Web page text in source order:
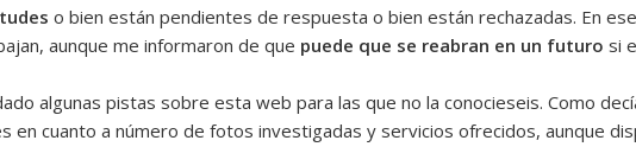
o bien están pendientes de respuesta o bien están rechazadas. En
aunque me informaron de que puede que se reabran en un futuro si
algunas pistas sobre esta web para las que no la conocieseis. Como
en cuanto a número de fotos investigadas y servicios ofrecidos, aunque